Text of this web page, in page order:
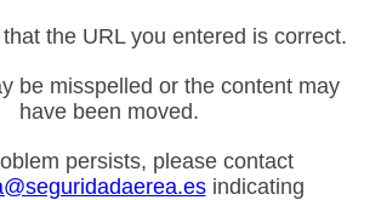
the URL you entered is correct.
be misspelled or the content may
have been moved.
persists, please contact
indicating